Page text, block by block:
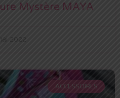
Mystère MAYA
2022
ACCESSOIRES